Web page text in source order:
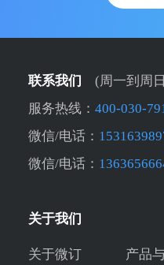
联系我们
(周一到周
服务热线： 400-030-
微信/电话：
微信/电话：
关于我们
关于微订 产品